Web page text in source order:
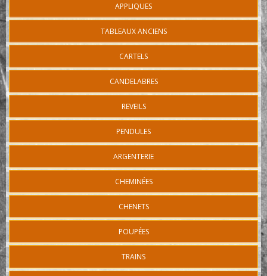
APPLIQUES
TABLEAUX ANCIENS
CARTELS
CANDELABRES
REVEILS
PENDULES
ARGENTERIE
CHEMINÉES
CHENETS
POUPÉES
TRAINS